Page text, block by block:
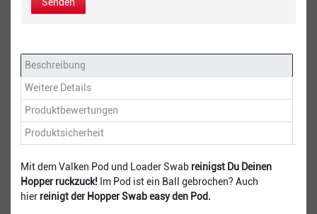
Beschreibung
Weitere Details
Produktbewertungen
Produktsicherheit
Mit dem Valken Pod und Loader Swab reinigst Du Deinen
Hopper ruckzuck! Im Pod ist ein Ball gebrochen? Auch
hier reinigt der Hopper Swab easy den Pod.